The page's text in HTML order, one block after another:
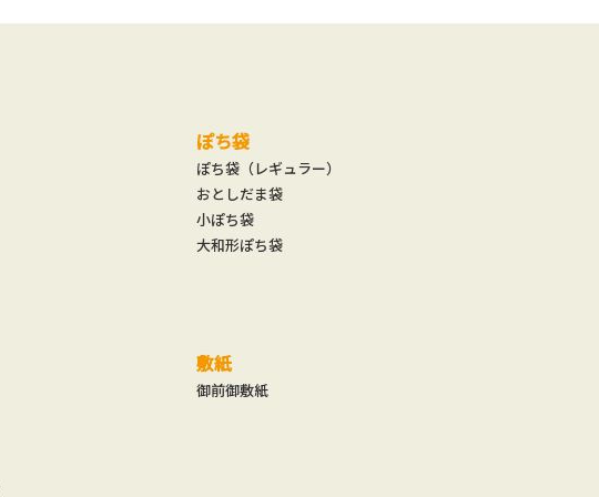
ぽち袋
ぽち袋（レギュラー）
おとしだま袋
小ぽち袋
大和形ぽち袋
敷紙
御前御敷紙